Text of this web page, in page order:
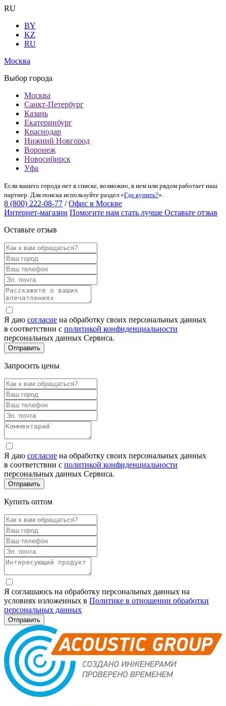
RU
BY
KZ
RU
Москва
Выбор города
Москва
Санкт-Петербург
Казань
Екатеринбург
Краснодар
Нижний Новгород
Воронеж
Новосибирск
Уфа
Если вашего города нет в списке, возможно, в нем или рядом работает наш
партнер. Для поиска используйте раздел «Где купить?».
8 (800) 222-08-77 / Офис в Москве
Интернет-магазин Помогите нам стать лучше Оставьте отзыв
Оставьте отзыв
Я даю согласие на обработку своих персональных данных
в соответствии с политикой конфиденциальности
персональных данных Сервиса.
Запросить цены
Я даю согласие на обработку своих персональных данных
в соответствии с политикой конфиденциальности
персональных данных Сервиса.
Купить оптом
Я соглашаюсь на обработку персональных данных на
условиях изложенных в Политике в отношении обработки
персональных данных